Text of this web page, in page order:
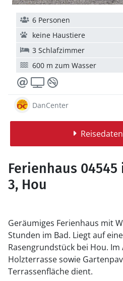
6 Personen
keine Haustiere
3 Schlafzimmer
600 m zum Wasser
DanCenter
Ferienhaus
3, Hou
Geräumiges Ferienhaus mit
Stunden im Bad. Liegt auf
Rasengrundstück bei Hou.
Holzterrasse sowie
Terrassenfläche dient.